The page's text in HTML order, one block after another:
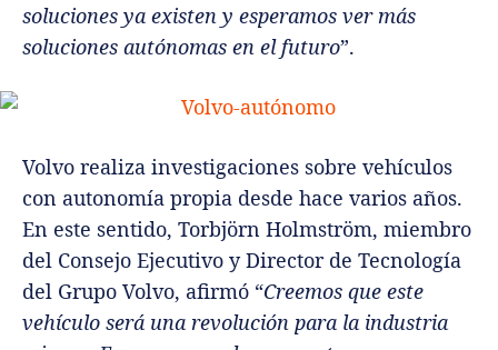
soluciones ya existen y esperamos ver más
soluciones autónomas en el futuro”.
Volvo realiza investigaciones sobre vehículos
con autonomía propia desde hace varios años.
En este sentido, Torbjörn Holmström, miembro
del Consejo Ejecutivo y Director de Tecnología
del Grupo Volvo, afirmó “Creemos que este
vehículo será una revolución para la industria